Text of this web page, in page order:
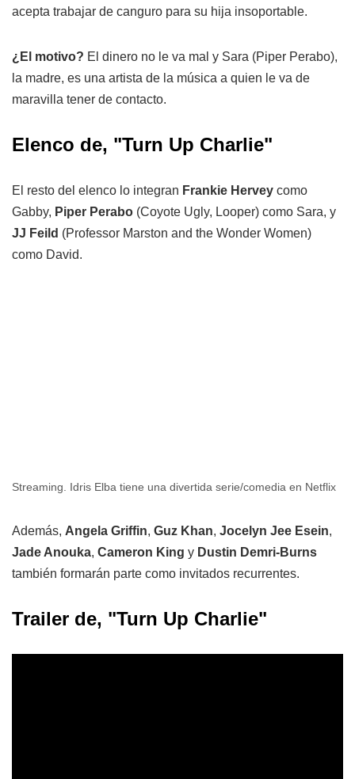
acepta trabajar de canguro para su hija insoportable.
¿El motivo? El dinero no le va mal y Sara (Piper Perabo),
la madre, es una artista de la música a quien le va de
maravilla tener de contacto.
Elenco de, "Turn Up Charlie"
El resto del elenco lo integran Frankie Hervey como
Gabby, Piper Perabo (Coyote Ugly, Looper) como Sara, y
JJ Feild (Professor Marston and the Wonder Women)
como David.
Streaming. Idris Elba tiene una divertida serie/comedia en Netflix
Además, Angela Griffin, Guz Khan, Jocelyn Jee Esein,
Jade Anouka, Cameron King y Dustin Demri-Burns
también formarán parte como invitados recurrentes.
Trailer de, "Turn Up Charlie"